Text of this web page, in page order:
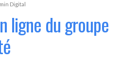
Digital
ligne du groupe